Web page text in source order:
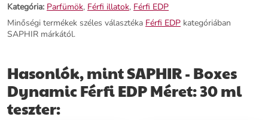
Kategória: Parfümök, Férfi illatok, Férfi EDP
Minőségi termékek széles választéka Férfi EDP kategóriában
SAPHIR márkától.
Hasonlók, mint SAPHIR - Boxes
Dynamic Férfi EDP Méret: 30 ml
teszter: